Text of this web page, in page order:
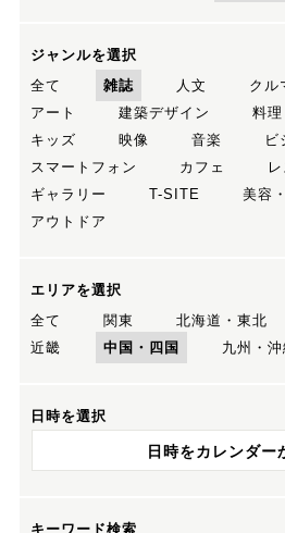
ジャンルを選択
全て
雑誌 人文
クル
アート
建築デザイン 料理
キッズ
映像 音楽
ビ
スマートフォン
カフェ
ギャラリー
T-SITE 美容
アウトドア
エリアを選択
全て
関東 北海道・東北
近畿
中国・四国 九州・沖
日時を選択
日時をカレンダー
キーワード検索